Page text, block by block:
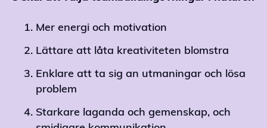
Mer energi och motivation
Lättare att låta kreativiteten blomstra
Enklare att ta sig an utmaningar och lösa
problem
Starkare laganda och gemenskap, och